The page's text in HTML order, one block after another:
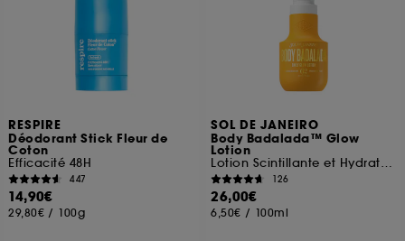
RESPIRE
Déodorant Stick Fleur de
Coton
Efficacité 48H
447
14,90€
29,80€ / 100g
SOL DE JANEIRO
Body Badalada™ Glow
Lotion
Lotion Scintillante et Hydratante 24h
126
26,00€
6,50€ / 100ml